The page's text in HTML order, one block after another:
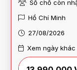
Số chỗ còn
Hồ Chí Minh
27/08/2026
Xem ngày khác